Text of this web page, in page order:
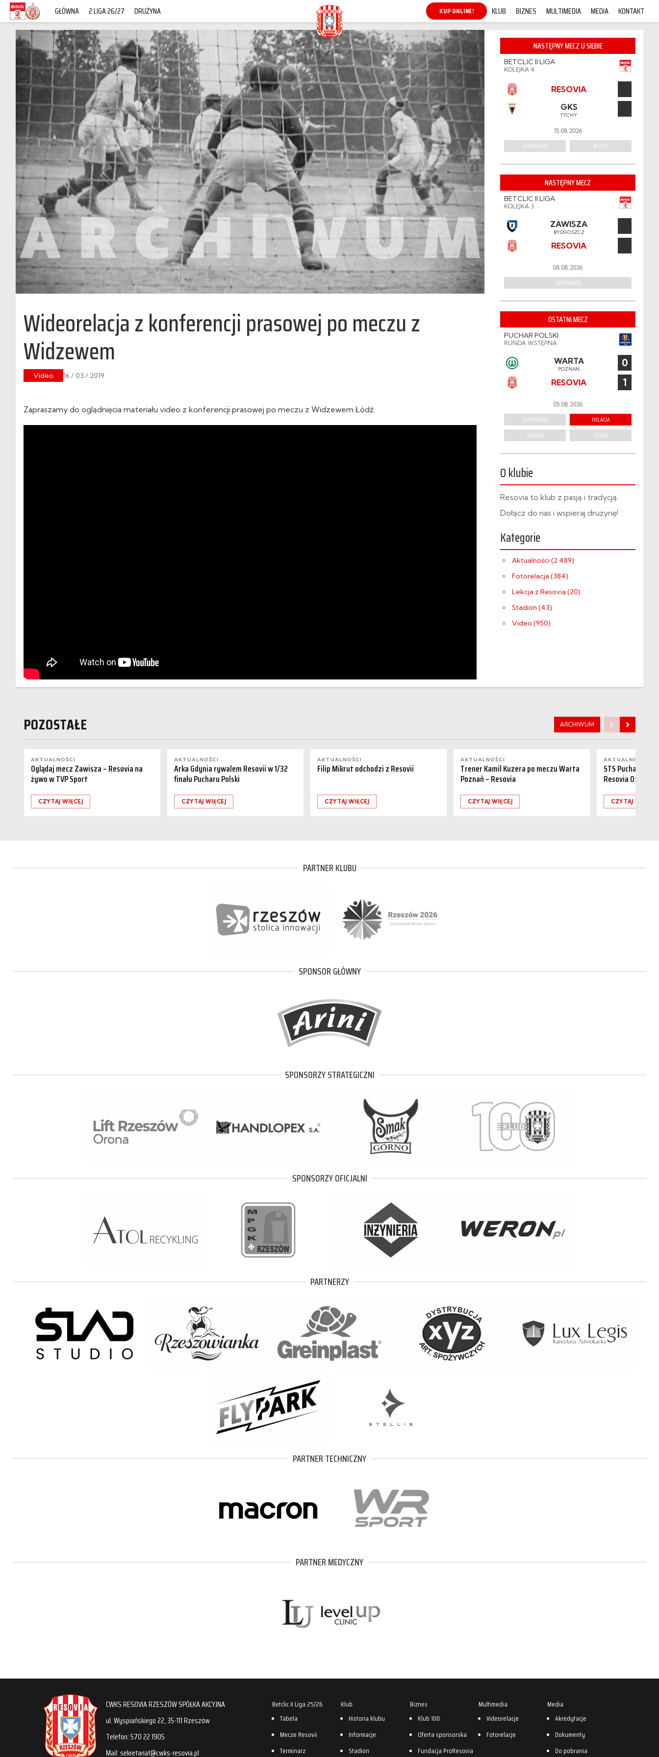
GŁÓWNA 2 LIGA 26/27 DRUŻYNA KUP ONLINE! KLUB BIZNES MULTIMEDIA MEDIA KONTAKT
Wideorelacja z konferencji prasowej po meczu z
Widzewem
Video 16 / 03 / 2019
Zapraszamy do oglądnięcia materiału video z konferencji prasowej po meczu z Widzewem Łódź.
NASTĘPNY MECZ U SIEBIE
BETCLIC II LIGA
KOLEJKA 4
RESOVIA
GKS
TYCHY
15.08.2026
ZAPOWIEDŹ BILETY
NASTĘPNY MECZ
BETCLIC II LIGA
KOLEJKA 3
ZAWISZA
BYDGOSZCZ
RESOVIA
08.08.2026
ZAPOWIEDŹ
OSTATNI MECZ
PUCHAR POLSKI
RUNDA WSTĘPNA
WARTA
POZNAŃ 0
RESOVIA 1
05.08.2026
ZAPOWIEDŹ
RELACJA
ZDJĘCIA
VIDEO
O klubie
Resovia to klub z pasją i tradycją.
Dołącz do nas i wspieraj drużynę!
Kategorie
Aktualności (2 489)
Fotorelacja (384)
Lekcja z Resovią (20)
Stadion (43)
Video (950)
POZOSTAŁE ARCHIWUM
AKTUALNOŚCI
Oglądaj mecz Zawisza – Resovia na
żywo w TVP Sport
CZYTAJ WIĘCEJ
AKTUALNOŚCI
Arka Gdynia rywalem Resovii w 1/32
finału Pucharu Polski
CZYTAJ WIĘCEJ
AKTUALNOŚCI
Filip Mikrut odchodzi z Resovii
CZYTAJ WIĘCEJ
AKTUALNOŚCI
Trener Kamil Kuzera po meczu Warta
Poznań – Resovia
CZYTAJ WIĘCEJ
AKTUALNOŚCI
STS Puchar
Resovia 0:1
CZYTAJ WIĘCEJ
PARTNER KLUBU
SPONSOR GŁÓWNY
SPONSORZY STRATEGICZNI
SPONSORZY OFICJALNI
PARTNERZY
PARTNER TECHNICZNY
PARTNER MEDYCZNY
CWKS RESOVIA RZESZÓW SPÓŁKA AKCYJNA
ul. Wyspiańskiego 22, 35-111 Rzeszów
Telefon: 570 22 1905
Mail: sekretariat@cwks-resovia.pl
Betclic II Liga 25/26
Tabela
Mecze Resovii
Terminarz
Klub
Historia klubu
Informacje
Stadion
Biznes
Klub 100
Oferta sponsorska
Fundacja ProResovia
Multimedia
Videorelacje
Fotorelacje
Media
Akredytacje
Dokumenty
Do pobrania